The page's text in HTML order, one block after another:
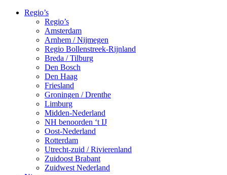
Regio’s
Regio’s
Amsterdam
Arnhem / Nijmegen
Regio Bollenstreek-Rijnland
Breda / Tilburg
Den Bosch
Den Haag
Friesland
Groningen / Drenthe
Limburg
Midden-Nederland
NH benoorden ‘t IJ
Oost-Nederland
Rotterdam
Utrecht-zuid / Rivierenland
Zuidoost Brabant
Zuidwest Nederland